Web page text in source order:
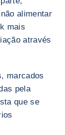
alimentar
mais
através
marcados
pela
que se